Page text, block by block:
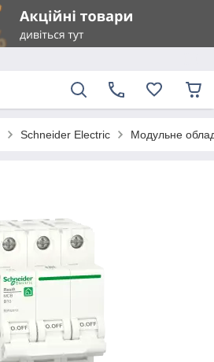
Schneider Electric Модульне